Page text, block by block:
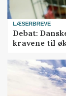
LÆSERBREVE
Debat:
kravene til